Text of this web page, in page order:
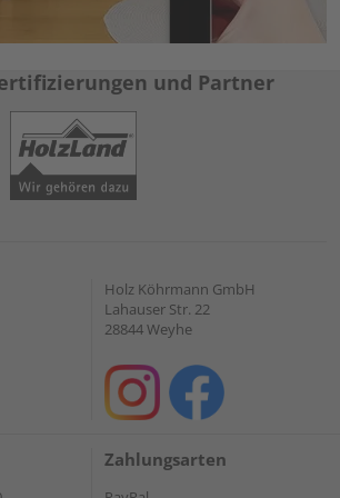
und Partner
Holz Köhrmann GmbH
Lahauser Str. 22
28844 Weyhe
Zahlungsarten